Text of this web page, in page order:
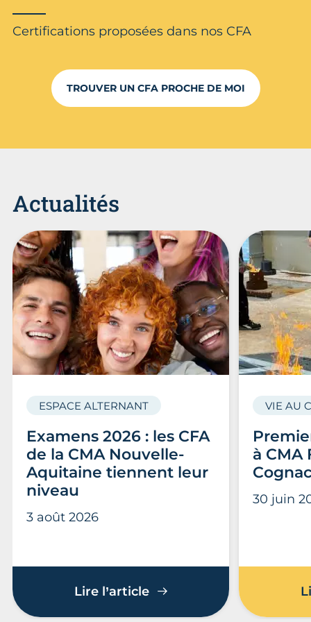
Certifications proposées dans nos CFA
TROUVER UN CFA PROCHE DE MOI
Actualités
Examens 2026 : les CFA
de la CMA Nouvelle-
Aquitaine tiennent leur
niveau
ESPACE ALTERNANT
3 août 2026
Lire l’articleExamens 2026 : les CFA
à CMA
VIE AU
30 juin